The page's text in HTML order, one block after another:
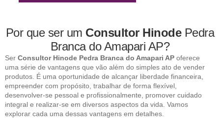
Por que ser um Consultor HinodePedra
Branca do Amapari AP?
Ser Consultor Hinode Pedra Branca do Amapari AP oferece
uma série de vantagens que vão além do simples ato de vender
produtos. É uma oportunidade de alcançar liberdade financeira,
empreender com propósito, trabalhar de forma flexível,
desenvolver-se pessoal e profissionalmente, promover cuidado
integral e realizar-se em diversos aspectos da vida. Vamos
explorar cada uma dessas vantagens em detalhes.